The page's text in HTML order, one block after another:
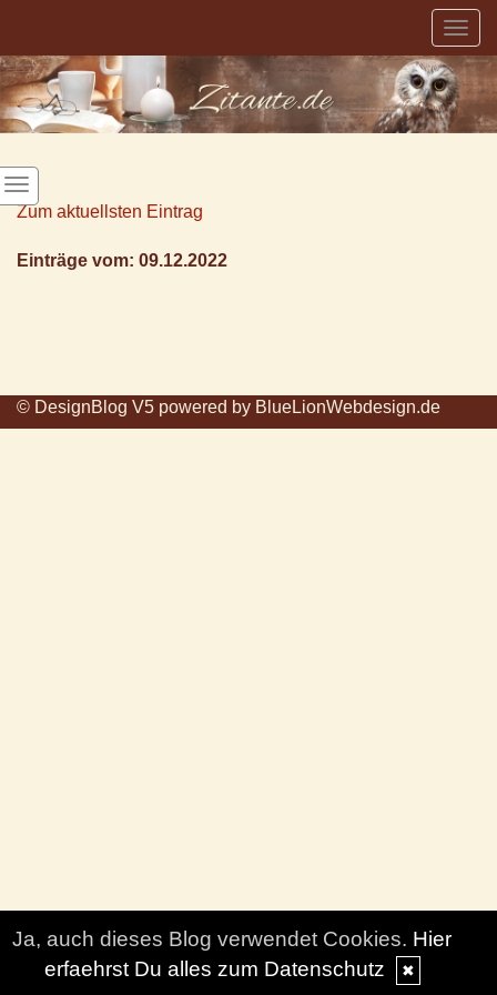
Zum aktuellsten Eintrag
Einträge vom: 09.12.2022
© DesignBlog V5 powered by BlueLionWebdesign.de
Ja, auch dieses Blog verwendet Cookies. Hier
erfaehrst Du alles zum Datenschutz
✖